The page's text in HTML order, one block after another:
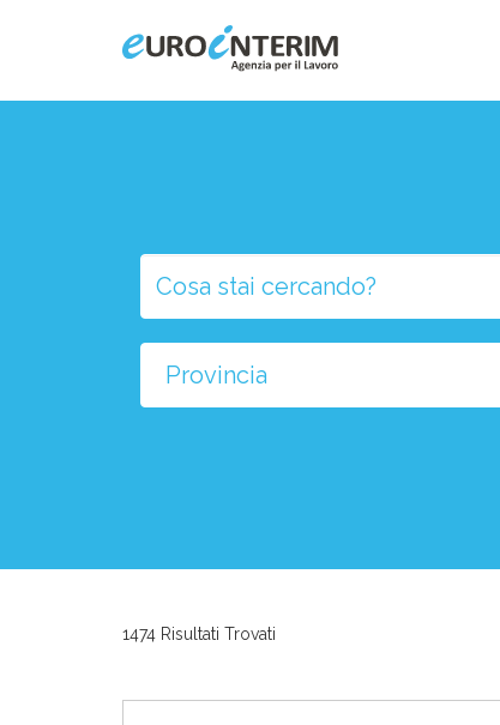
Aziende
Persone
la
1474 Risultati Trovati